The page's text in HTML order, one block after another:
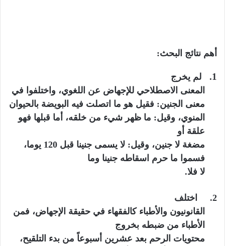
أهم نتائج البحث:
1.
لم يخرج
المعنى الاصطلاحي للإجهاض عن اللغوي، واختلفوا في
معنى الجنين: فقيل هو ما اتصلت فيه البويضة بالحيوان
المنوي، وقيل: ما ظهر شيء من خلقه، أما قبلها فهو
علقة أو
مضغة لا جنين، وقيل: لا يسمى جنينا قبل 120 يوما،
فسموا ما حرم اسقاطه جنينا وما
لا فلا.
2.
اختلف
القانونيون والأطباء كالفقهاء في حقيقة الإجهاض، فمن
الأطباء من ضبطه بخروج
محتويات الرحم بعد عشرين أسبوعاً من بدء التلقيح،